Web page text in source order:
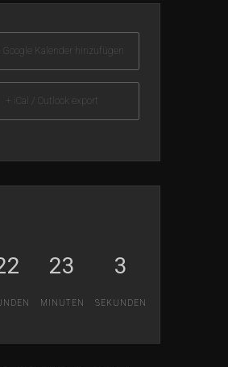
Google Kalender hinzufügen
+ iCal / Outlook export
23
MINUTEN
2
SEKUNDEN